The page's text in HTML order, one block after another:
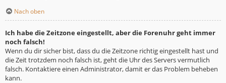
Nach oben
Ich habe die Zeitzone eingestellt, aber die Forenuhr geht immer
noch falsch!
Wenn du dir sicher bist, dass du die Zeitzone richtig eingestellt hast und
die Zeit trotzdem noch falsch ist, geht die Uhr des Servers vermutlich
falsch. Kontaktiere einen Administrator, damit er das Problem beheben
kann.